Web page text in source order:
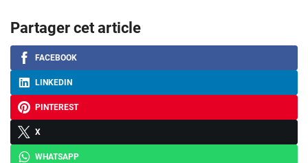
Partager cet article
FACEBOOK
LINKEDIN
PINTEREST
X
WHATSAPP